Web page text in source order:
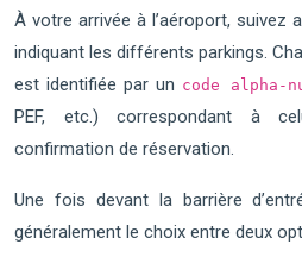
À votre arrivée à l’aéroport, suivez
indiquant les différents parkings.
est identifiée par un code alpha-
PEF, etc.) correspondant à
confirmation de réservation.
Une fois devant la barrière
généralement le choix entre deux